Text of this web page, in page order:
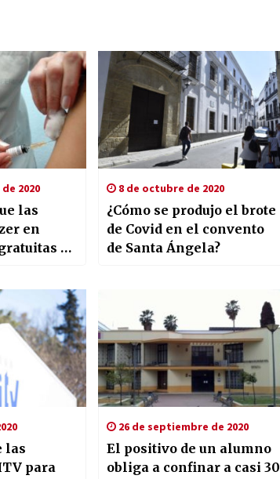
2020
las
en
y
8 de octubre de 2020
¿Cómo se produjo el brote
de Covid en el convento
de Santa Ángela?
las
para
26 de septiembre de 2020
El positivo de un alumno
obliga a confinar a casi 30